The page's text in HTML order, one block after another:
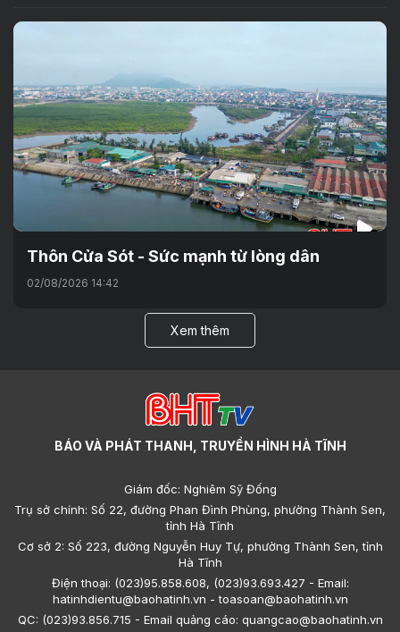
Thôn Cửa Sót - Sức mạnh từ lòng dân
02/08/2026 14:42
Xem thêm
BÁO VÀ PHÁT THANH, TRUYỀN HÌNH HÀ TĨNH
Giám đốc: Nghiêm Sỹ Đống
Trụ sở chính: Số 22, đường Phan Đình Phùng, phường Thành Sen,
tỉnh Hà Tĩnh
Cơ sở 2: Số 223, đường Nguyễn Huy Tự, phường Thành Sen, tỉnh
Hà Tĩnh
Điện thoại: (023)95.858.608, (023)93.693.427 - Email:
hatinhdientu@baohatinh.vn - toasoan@baohatinh.vn
QC: (023)93.856.715 - Email quảng cáo: quangcao@baohatinh.vn